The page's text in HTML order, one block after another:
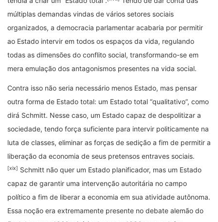
múltiplas demandas vindas de vários setores sociais
organizados, a democracia parlamentar acabaria por permitir
ao Estado intervir em todos os espaços da vida, regulando
todas as dimensões do conflito social, transformando-se em
mera emulação dos antagonismos presentes na vida social.
Contra isso não seria necessário menos Estado, mas pensar
outra forma de Estado total: um Estado total “qualitativo”, como
dirá Schmitt. Nesse caso, um Estado capaz de despolitizar a
sociedade, tendo força suficiente para intervir politicamente na
luta de classes, eliminar as forças de sedição a fim de permitir a
liberação da economia de seus pretensos entraves sociais.
[xix] Schmitt não quer um Estado planificador, mas um Estado
capaz de garantir uma intervenção autoritária no campo
político a fim de liberar a economia em sua atividade autônoma.
Essa noção era extremamente presente no debate alemão do